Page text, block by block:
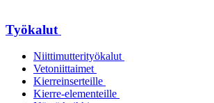
Työkalut
Niittimutterityökalut
Vetoniittaimet
Kierreinserteille
Kierre-elementeille